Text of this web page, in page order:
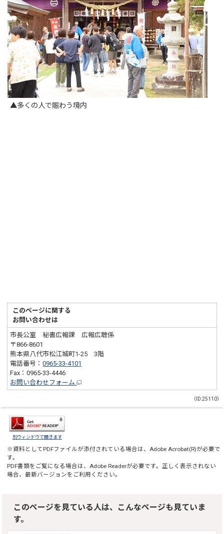
▲多くの人で賑わう境内
このページに関する
お問い合わせは
市長公室 秘書広報課 広報広聴係
〒866-8601
熊本県八代市松江城町1-25 3階
電話番号：0965-33-4101
Fax：0965-33-4446
お問い合わせフォーム
（ID:25110）
別ウィンドウで開きます
※資料としてPDFファイルが添付されている場合は、 Adobe Acrobat(R)が必要で
す。
PDF書類をご覧になる場合は、 Adobe Readerが必要です。正しく表示されない
場合、最新バージョンをご利用ください。
このページを見ている人は、こんなページも見ていま
す。